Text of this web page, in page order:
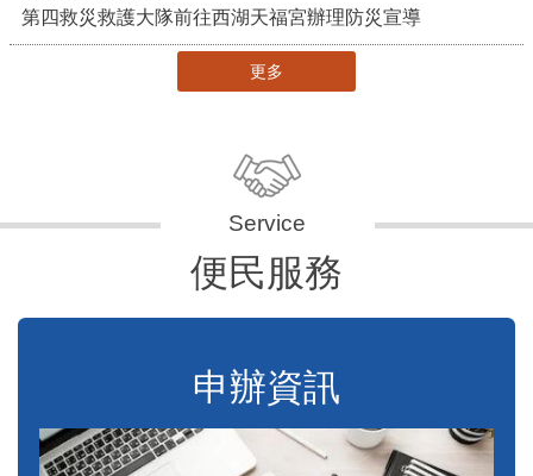
第四救災救護大隊前往西湖天福宮辦理防災宣導
更多
便民服務
申辦資訊